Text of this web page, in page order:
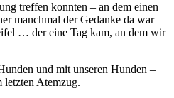
treffen konnten – an dem einen
manchmal der Gedanke da war
… der eine Tag kam, an dem wir
und mit unseren Hunden –
letzten Atemzug.